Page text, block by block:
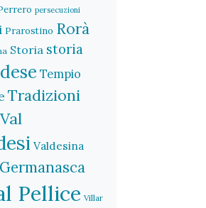
persecuzioni
Prarostino Rorà
Storia storia
Tempio
Tradizioni
Val
Valdesina
Pellice Villar